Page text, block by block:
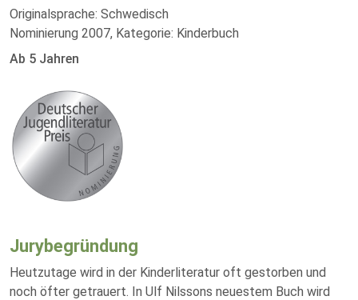
Originalsprache: Schwedisch
Nominierung 2007, Kategorie: Kinderbuch
Ab 5 Jahren
Jurybegründung
Heutzutage wird in der Kinderliteratur oft gestorben und
noch öfter getrauert. In Ulf Nilssons neuestem Buch wird